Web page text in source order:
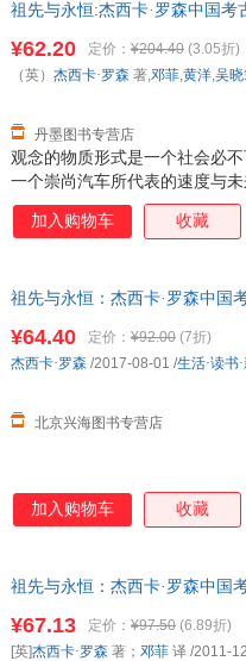
祖先与永恒:杰西卡·罗森中国
观念的物质形式是一个社会必
一个崇尚汽车所代表的速度与
奉祖先的青铜器来体现个人成
¥62.20 定价： ¥204.40 (3.05折)
丹墨图书专营店
（英） 杰西卡·罗森 著,邓菲,黄洋,吴
加入购物车 收藏
祖先与永恒：杰西卡·罗森中国
¥64.40 定价： ¥92.00 (7折)
北京兴海图书专营店
杰西卡·罗森 /2017-08-01 /生活·读书
加入购物车 收藏
祖先与永恒：杰西卡·罗森中国
¥67.13 定价： ¥97.50 (6.89折)
[英]杰西卡·罗森 著； 邓菲 译 /2011-